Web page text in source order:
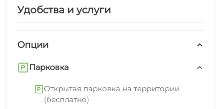
двуспальныекровати. Мы принимаем своих
На территории работает хороший интернет.
Уборка номеров регулярная.
К услугам предоставляются: экскурсионные
услуги, свч, стиральная машина, гладильные
В нескольких минутах находятся пляж
Удобства и услуги
Опции
Парковка
Открытая парковка на территории
(бесплатно)